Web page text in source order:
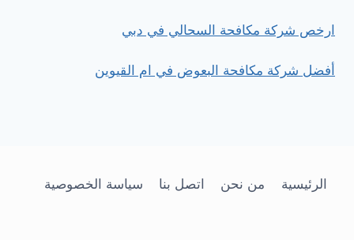
ارخص شركة مكافحة السحالي في دبي
أفضل شركة مكافحة البعوض في ام القيوين
الرئيسية من نحن اتصل بنا سياسة الخصوصية